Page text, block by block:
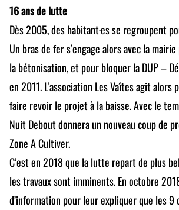
16 ans de lutte
Dès 2005, des habitant·es se regroupent
Un bras de fer s’engage alors avec la
la bétonisation, et pour bloquer la DUP –
en 2011. L’association Les Vaîtes agit
faire revoir le projet à la baisse. Avec le
Nuit Deboutdonnera un nouveau coup de
Zone A Cultiver.
C’est en 2018 que la lutte repart de plus
les travaux sont imminents. En octobre
d’information pour leur expliquer que les